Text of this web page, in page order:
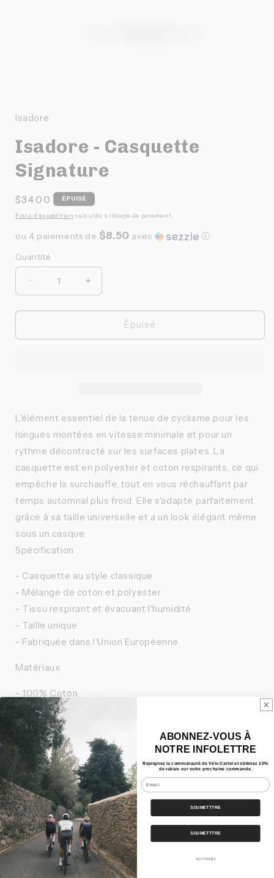
1
fenêtre
modale
Isadore
Isadore - Casquette
Signature
Prix
habituel
$34.00 ÉPUISÉ
Frais d'expédition calculés à l'étape de paiement.
ou 4 paiements de $8.50 avec ⓘ
Quantité
Quantité
Réduire
la
quantité
Isadore
Augmenter
la
quantité
Isadore
Épuisé
L'élément essentiel de la tenue de cyclisme pour les
longues montées en vitesse minimale et pour un
rythme décontracté sur les surfaces plates. La
casquette est en polyester et coton respirants, ce qui
empêche la surchauffe, tout en vous réchauffant par
temps automnal plus froid. Elle s'adapte parfaitement
grâce à sa taille universelle et a un look élégant même
sous un casque.
Spécification
- Casquette au style classique
- Mélange de coton et polyester
- Tissu respirant et évacuant l'humidité
- Taille unique
- Fabriquée dans l'Union Européenne
Matériaux
- 100% Coton
Caractéristiques
Nos Bundles
Expédition
Partager
ABONNEZ-VOUS À
NOTRE INFOLETTRE
Rejoignez la communauté de Vélo Cartel et obtenez 10%
de rabais sur votre prochaine commande.
Email
SOUMETTTRE
SOUMETTTRE
NO, THANKS